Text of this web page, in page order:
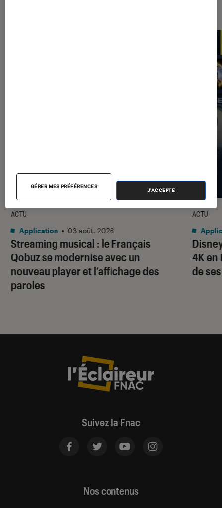
Streaming musical : le Français
Qobuz se modernise avec un
nouveau player et l’affichage des
paroles
ACTU
Application • 03 août. 2026
4K en
de
ACTU
Suivez la Fnac
Nos contenus
GÉRER MES PRÉFÉRENCES
J'ACCEPTE